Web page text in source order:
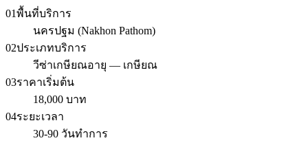
01พื้นที่บริการ
นครปฐม (Nakhon Pathom)
02ประเภทบริการ
วีซ่าเกษียณอายุ — เกษียณ
03ราคาเริ่มต้น
18,000 บาท
04ระยะเวลา
30-90 วันทำการ